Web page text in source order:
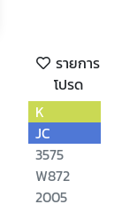
รายการ
โปรด
K
JC
3575
W872
2005